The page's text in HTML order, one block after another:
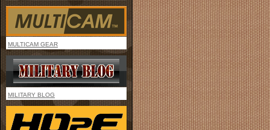
MULTICAM GEAR
MILITARY BLOG